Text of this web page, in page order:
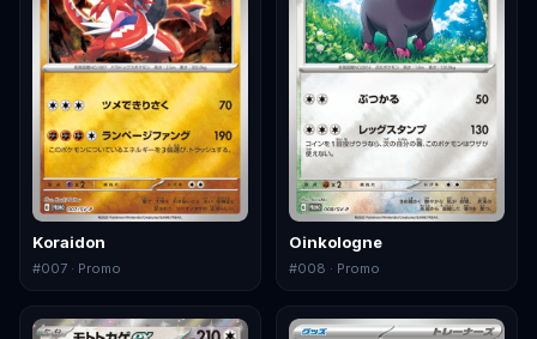
Koraidon
#007 · Promo
Oinkologne
#008 · Promo